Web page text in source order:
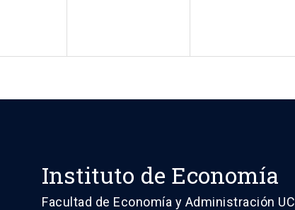
Instituto de Economía
Facultad de Economía y Administración UC